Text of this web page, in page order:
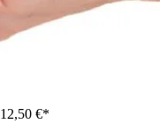
12,50 €*